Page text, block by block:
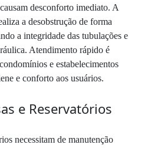
desconforto imediato. A
a desobstrução de forma
a integridade das tubulações e
Atendimento rápido é
e estabelecimentos
e conforto aos usuários.
e Reservatórios
necessitam de manutenção